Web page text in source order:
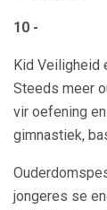
10 -
Kid Veiligheid
Steeds meer
vir oefening
gimnastiek,
jongeres se